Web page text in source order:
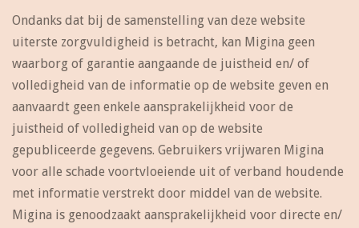
Ondanks dat bij de samenstelling van deze website
uiterste zorgvuldigheid is betracht, kan Migina geen
waarborg of garantie aangaande de juistheid en/ of
volledigheid van de informatie op de website geven en
aanvaardt geen enkele aansprakelijkheid voor de
juistheid of volledigheid van op de website
gepubliceerde gegevens. Gebruikers vrijwaren Migina
voor alle schade voortvloeiende uit of verband houdende
met informatie verstrekt door middel van de website.
Migina is genoodzaakt aansprakelijkheid voor directe en/